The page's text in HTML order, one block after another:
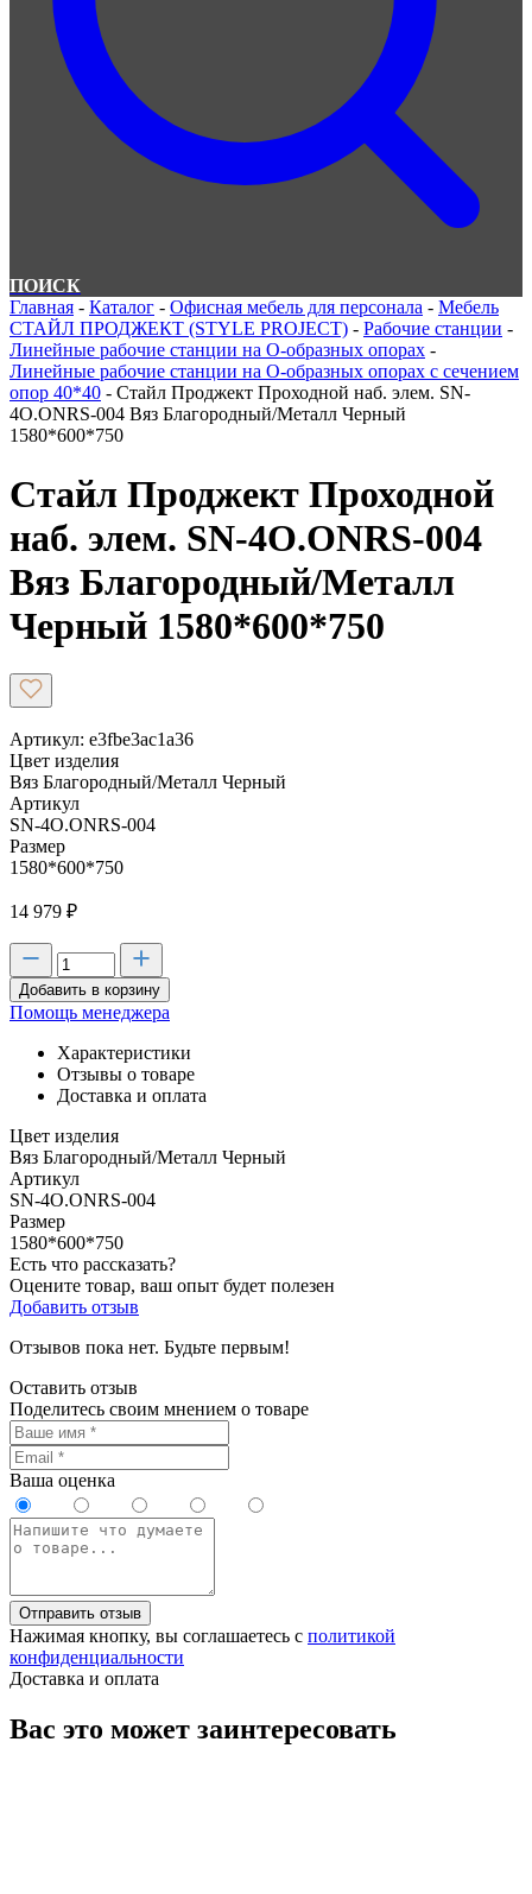
ПОИСК
Главная - Каталог - Офисная мебель для персонала - Мебель
СТАЙЛ ПРОДЖЕКТ (STYLE PROJECT) - Рабочие станции -
Линейные рабочие станции на О-образных опорах -
Линейные рабочие станции на О-образных опорах с сечением
опор 40*40 - Стайл Проджект Проходной наб. элем. SN-
4O.ONRS-004 Вяз Благородный/Металл Черный
1580*600*750
Стайл Проджект Проходной
наб. элем. SN-4O.ONRS-004
Вяз Благородный/Металл
Черный 1580*600*750
Артикул: e3fbe3ac1a36
Цвет изделия
Вяз Благородный/Металл Черный
Артикул
SN-4O.ONRS-004
Размер
1580*600*750
14 979 ₽
Добавить в корзину
Помощь менеджера
Характеристики
Отзывы о товаре
Доставка и оплата
Цвет изделия
Вяз Благородный/Металл Черный
Артикул
SN-4O.ONRS-004
Размер
1580*600*750
Есть что рассказать?
Оцените товар, ваш опыт будет полезен
Добавить отзыв
Отзывов пока нет. Будьте первым!
Оставить отзыв
Поделитесь своим мнением о товаре
Ваша оценка
Отправить отзыв
Нажимая кнопку, вы соглашаетесь с политикой
конфиденциальности
Доставка и оплата
Вас это может заинтересовать